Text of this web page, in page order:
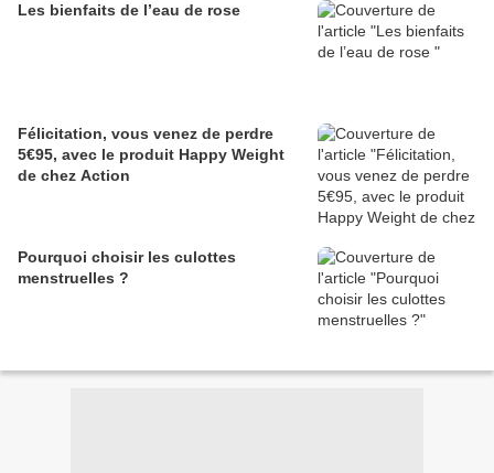
Les bienfaits de l’eau de rose
Félicitation, vous venez de perdre
5€95, avec le produit Happy Weight
de chez Action
Pourquoi choisir les culottes
menstruelles ?